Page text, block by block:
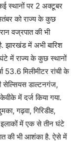
स्थानों पर 2 अक्टूबर
को राज्य के कुछ
वज्रपात की भी
झारखंड में अभी बारिश
में राज्य के कुछ स्थानों
53.6 मिलीमीटर रांची के
सेल्सियस डाल्टनगंज,
में दर्ज किया गया.
गढ़वा, गिरिडीह,
इलाकों में एक से तीन घंटे
की भी आशंका है. ऐसे में